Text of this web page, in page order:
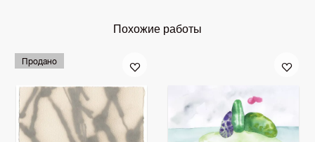
Похожие работы
Продано